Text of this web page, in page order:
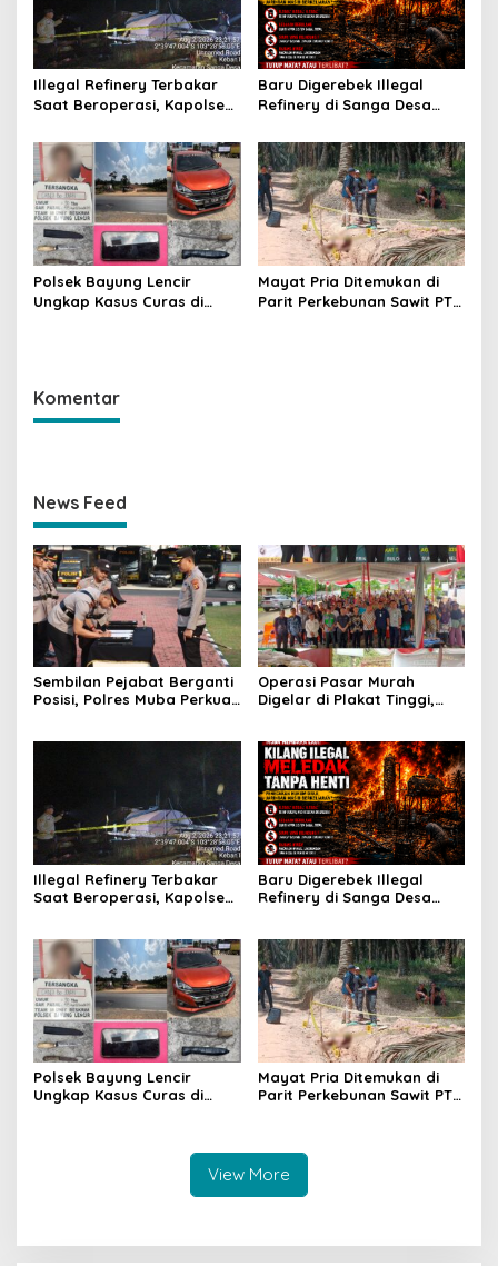
Illegal Refinery Terbakar
Saat Beroperasi, Kapolsek
Penindakan dan
Pencegahan Terus
Dilakukan
Baru Digerebek Illegal
Refinery di Sanga Desa
Hukum Dipertanyakan
Polsek Bayung Lencir
Ungkap Kasus Curas di
Mayat Pria Ditemukan di
Parit Perkebunan Sawit PT
Komentar
News Feed
Sembilan Pejabat Berganti
Posisi, Polres Muba Perkuat
Operasi Pasar Murah
Digelar di Plakat Tinggi,
Beban Warga
Illegal Refinery Terbakar
Saat Beroperasi, Kapolsek
Pencegahan Terus
Dilakukan
Baru Digerebek Illegal
Refinery di Sanga Desa
Polsek Bayung Lencir
Ungkap Kasus Curas di
Mayat Pria Ditemukan di
Parit Perkebunan Sawit PT
View More